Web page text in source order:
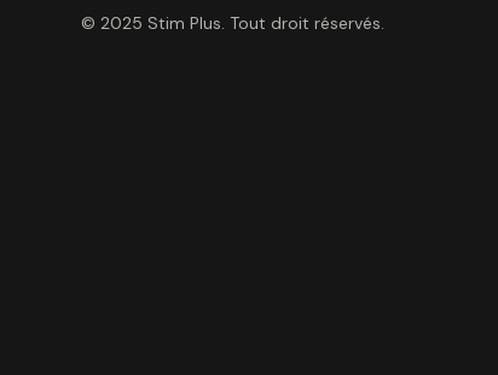
© 2025 Stim Plus. Tout droit réservés.